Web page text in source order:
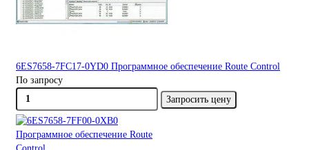
6ES7658-7FC17-0YD0 Программное обеспечение Route Control
По запросу
Запросить цену